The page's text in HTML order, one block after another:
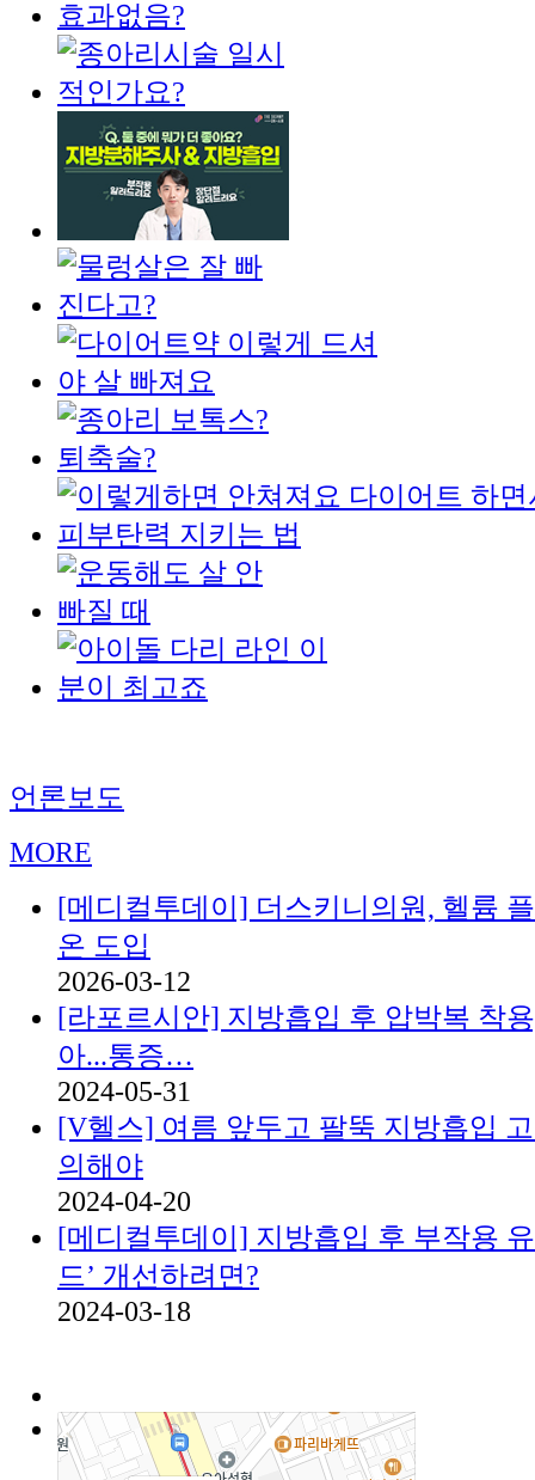
언론보도
MORE
[메디컬투데이] 더스키니의원, 헬륨
온 도입
2026-03-12
[라포르시안] 지방흡입 후 압박복 착
아...통증…
2024-05-31
[V헬스] 여름 앞두고 팔뚝 지방흡입
의해야
2024-04-20
[메디컬투데이] 지방흡입 후 부작용
드’ 개선하려면?
2024-03-18